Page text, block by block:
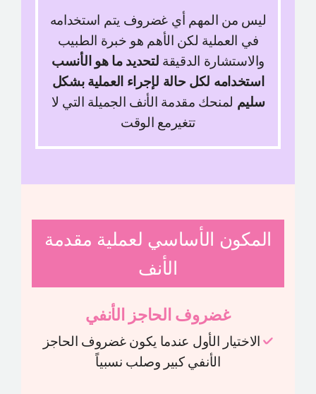
ليس من المهم أي غضروف يتم استخدامه
في العملية لكن الأهم هو خبرة الطبيب
والاستشارة الدقيقة لتحديد ما هو الأنسب
استخدامه لكل حالة لإجراء العملية بشكل
سليم لمنحك مقدمة الأنف الجميلة التي لا
تتغيرمع الوقت
المكون الأساسي لعملية مقدمة
الأنف
غضروف الحاجز الأنفي
الاختيار الأول عندما يكون غضروف الحاجز
الأنفي كبير وصلب نسبياً